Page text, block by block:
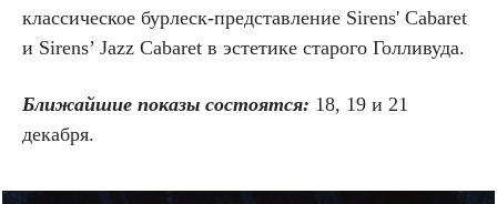
классическое бурлеск-представление Sirens' Cabaret
и Sirens’ Jazz Cabaret в эстетике старого Голливуда.
Ближайшие показы состоятся: 18, 19 и 21
декабря.